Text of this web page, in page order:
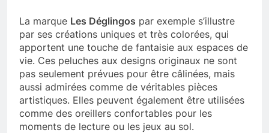
La marque Les Déglingos par exemple s’illustre
par ses créations uniques et très colorées, qui
apportent une touche de fantaisie aux espaces de
vie. Ces peluches aux designs originaux ne sont
pas seulement prévues pour être câlinées, mais
aussi admirées comme de véritables pièces
artistiques. Elles peuvent également être utilisées
comme des oreillers confortables pour les
moments de lecture ou les jeux au sol.